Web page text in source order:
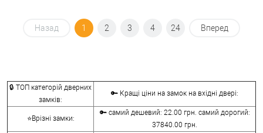
Назад 1 2 3 4 24 Вперед
🔒 ТОП категорій дверних
замків:
🔑 Кращі ціни на замок на вхідні двері:
⭐Врізні замки:
🔑 самий дешевий: 22.00 грн. самий дорогий:
37840.00 грн.